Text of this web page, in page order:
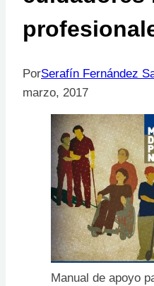
PorSerafín Fernández
marzo, 2017
Manual de apoyo